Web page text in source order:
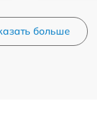
больше